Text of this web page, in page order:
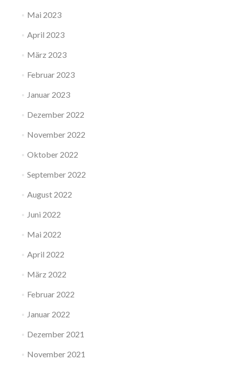
Mai 2023
April 2023
März 2023
Februar 2023
Januar 2023
Dezember 2022
November 2022
Oktober 2022
September 2022
August 2022
Juni 2022
Mai 2022
April 2022
März 2022
Februar 2022
Januar 2022
Dezember 2021
November 2021